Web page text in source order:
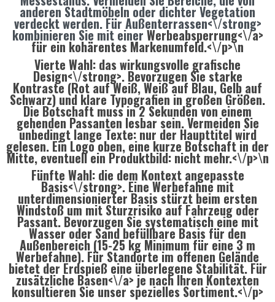
anderen Stadtmöbeln oder dichter Vegetation
verdeckt werden. FürAußenterrassen<\/strong>
kombinieren Sie mit einerWerbeabsperrung<\/a>
für ein kohärentes Markenumfeld.<\/p>\n
Vierte Wahl: daswirkungsvolle grafische
Design<\/strong>. Bevorzugen Sie starke
Kontraste (Rot auf Weiß, Weiß auf Blau, Gelb auf
Schwarz) und klare Typografien in großen Größen.
Die Botschaft muss in 2 Sekunden von einem
gehenden Passanten lesbar sein. Vermeiden Sie
unbedingt lange Texte: nur der Haupttitel wird
gelesen. Ein Logo oben, eine kurze Botschaft in der
Mitte, eventuell ein Produktbild: nicht mehr.<\/p>\n
Fünfte Wahl: die dem Kontext angepasste
Basis<\/strong>. Eine Werbefahne mit
unterdimensionierter Basis stürzt beim ersten
Windstoß um mit Sturzrisiko auf Fahrzeug oder
Passant. Bevorzugen Sie systematisch eine mit
Wasser oder Sand befüllbare Basis für den
Außenbereich (15-25 kg Minimum für eine 3 m
Werbefahne). Für Standorte im offenen Gelände
bietet der Erdspieß eine überlegene Stabilität. Für
zusätzliche Basen<\/a> je nach Ihren Kontexten
konsultieren Sie unser spezielles Sortiment.<\/p>